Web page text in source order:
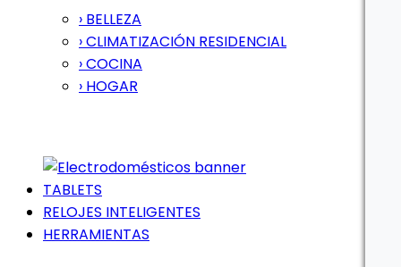
› BELLEZA
› CLIMATIZACIÓN RESIDENCIAL
› COCINA
› HOGAR
TABLETS
RELOJES INTELIGENTES
HERRAMIENTAS